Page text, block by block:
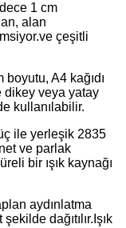
1 cm
alan
çeşitli
A4 kağıdı
dikey veya yatay
kullanılabilir.
ile yerleşik 2835
ve parlak
bir ışık kaynağı
aydınlatma
dağıtılır.Işık